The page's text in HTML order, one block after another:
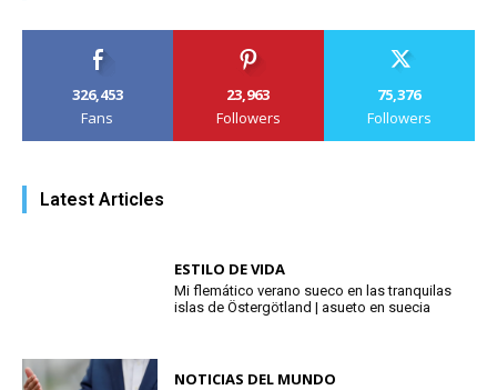
326,453
Fans
23,963
Followers
75,376
Followers
Latest Articles
ESTILO DE VIDA
Mi flemático verano sueco en las tranquilas
islas de Östergötland | asueto en suecia
NOTICIAS DEL MUNDO